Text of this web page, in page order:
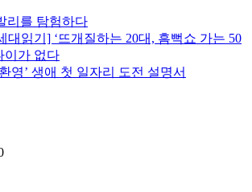
리를 탐험하다
대읽기] ‘뜨개질하는 20대, 흠뻑쇼 가는 50
이가 없다
영’ 생애 첫 일자리 도전 설명서